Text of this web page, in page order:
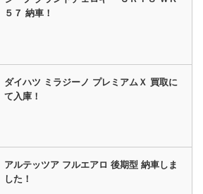
５７ 納車！
ダイハツ ミラジーノ プレミアムＸ 買取に
て入庫！
アルテッツア フルエアロ 後期型 納車しま
した！